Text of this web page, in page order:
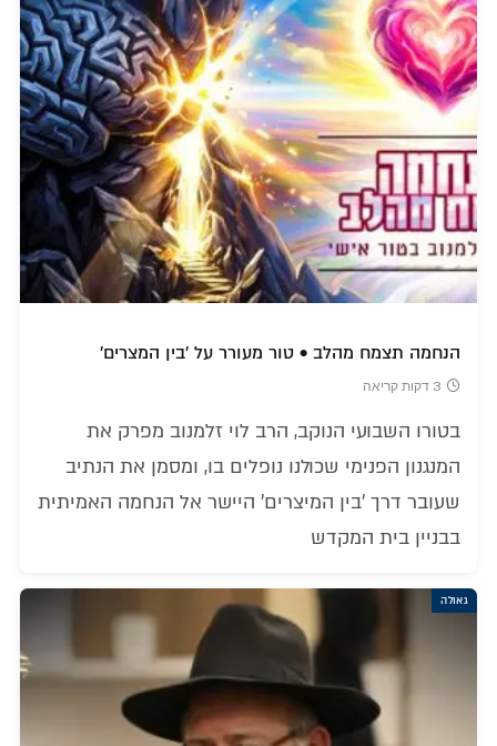
הנחמה תצמח מהלב • טור מעורר על 'בין המצרים'
3 דקות קריאה
בטורו השבועי הנוקב, הרב לוי זלמנוב מפרק את
המנגנון הפנימי שכולנו נופלים בו, ומסמן את הנתיב
שעובר דרך 'בין המיצרים' היישר אל הנחמה האמיתית
בבניין בית המקדש
גאולה